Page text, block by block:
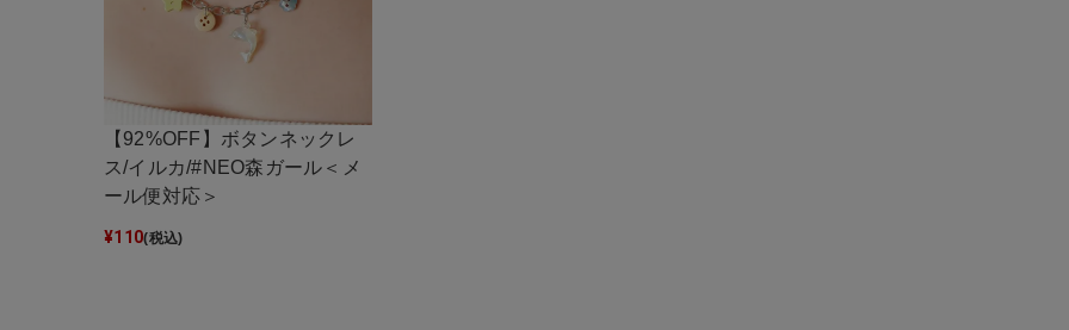
【92%OFF】ボタンネックレ
ス/イルカ/#NEO森ガール＜メ
ール便対応＞
¥110(税込)